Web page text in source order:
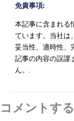
免責事項:
本記事に含まれる
ています。当社は
妥当性、適時性、
記事の内容の誤謬
ん。.
コメントする